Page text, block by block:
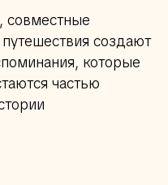
совместные
создают
которые
частью